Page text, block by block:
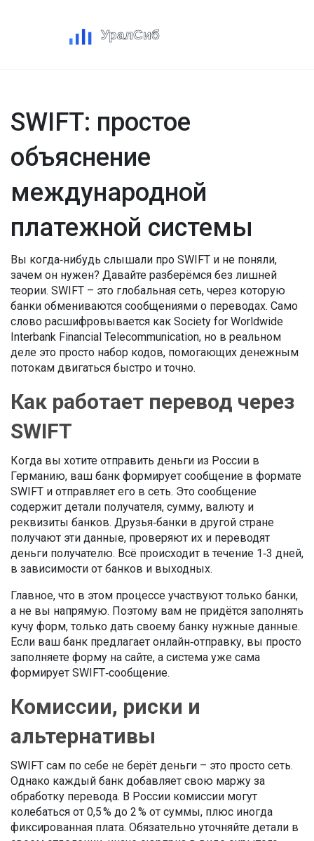
SWIFT: простое
объяснение
международной
платежной системы
Вы когда‑нибудь слышали про SWIFT и не поняли,
зачем он нужен? Давайте разберёмся без лишней
теории. SWIFT – это глобальная сеть, через которую
банки обмениваются сообщениями о переводах. Само
слово расшифровывается как Society for Worldwide
Interbank Financial Telecommunication, но в реальном
деле это просто набор кодов, помогающих денежным
потокам двигаться быстро и точно.
Как работает перевод через
SWIFT
Когда вы хотите отправить деньги из России в
Германию, ваш банк формирует сообщение в формате
SWIFT и отправляет его в сеть. Это сообщение
содержит детали получателя, сумму, валюту и
реквизиты банков. Друзья‑банки в другой стране
получают эти данные, проверяют их и переводят
деньги получателю. Всё происходит в течение 1‑3 дней,
в зависимости от банков и выходных.
Главное, что в этом процессе участвуют только банки,
а не вы напрямую. Поэтому вам не придётся заполнять
кучу форм, только дать своему банку нужные данные.
Если ваш банк предлагает онлайн‑отправку, вы просто
заполняете форму на сайте, а система уже сама
формирует SWIFT‑сообщение.
Комиссии, риски и
альтернативы
SWIFT сам по себе не берёт деньги – это просто сеть.
Однако каждый банк добавляет свою маржу за
обработку перевода. В России комиссии могут
колебаться от 0,5 % до 2 % от суммы, плюс иногда
фиксированная плата. Обязательно уточняйте детали в